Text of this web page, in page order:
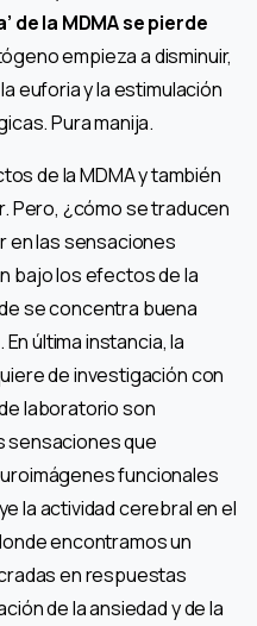
de la MDMA se pierde
empieza a disminuir,
euforia y la estimulación
Pura manija.
de la MDMA y también
Pero, ¿cómo se traducen
en las sensaciones
bajo los efectos de la
se concentra buena
última instancia, la
de investigación con
laboratorio son
sensaciones que
funcionales
la actividad cerebral en el
encontramos un
en respuestas
de la ansiedad y de la